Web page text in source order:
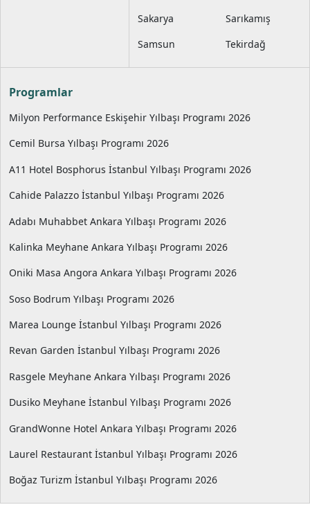
Sakarya
Sarıkamış
Samsun
Tekirdağ
Programlar
Milyon Performance Eskişehir Yılbaşı Programı 2026
Cemil Bursa Yılbaşı Programı 2026
A11 Hotel Bosphorus İstanbul Yılbaşı Programı 2026
Cahide Palazzo İstanbul Yılbaşı Programı 2026
Adabı Muhabbet Ankara Yılbaşı Programı 2026
Kalinka Meyhane Ankara Yılbaşı Programı 2026
Oniki Masa Angora Ankara Yılbaşı Programı 2026
Soso Bodrum Yılbaşı Programı 2026
Marea Lounge İstanbul Yılbaşı Programı 2026
Revan Garden İstanbul Yılbaşı Programı 2026
Rasgele Meyhane Ankara Yılbaşı Programı 2026
Dusiko Meyhane İstanbul Yılbaşı Programı 2026
GrandWonne Hotel Ankara Yılbaşı Programı 2026
Laurel Restaurant İstanbul Yılbaşı Programı 2026
Boğaz Turizm İstanbul Yılbaşı Programı 2026